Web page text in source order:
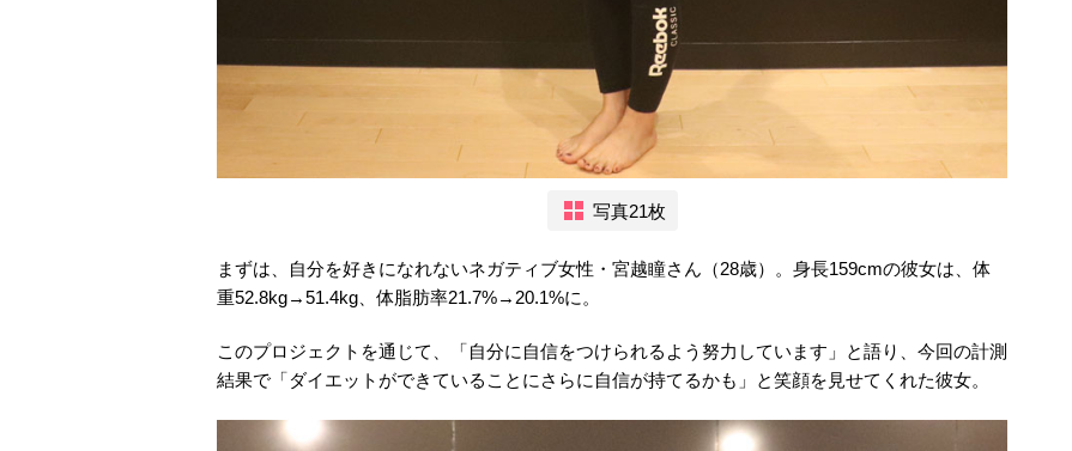
写真21枚
まずは、自分を好きになれないネガティブ女性・宮越瞳さん（28歳）。身長159cmの彼女は、体
重52.8kg→51.4kg、体脂肪率21.7%→20.1%に。
このプロジェクトを通じて、「自分に自信をつけられるよう努力しています」と語り、今回の計測
結果で「ダイエットができていることにさらに自信が持てるかも」と笑顔を見せてくれた彼女。